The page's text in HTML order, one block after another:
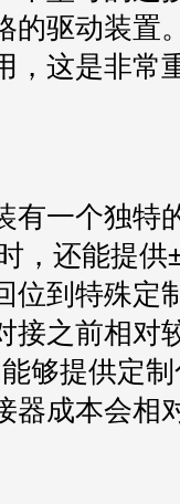
的驱动装置
，这是非常
有一个独特
，还能提
位到特殊定
接之前相对
够提供定
器成本会